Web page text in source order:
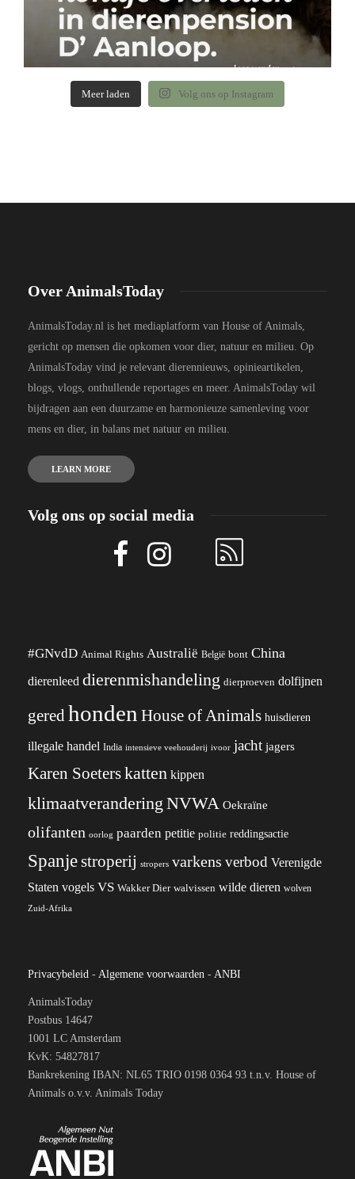
Meer laden Volg ons op Instagram
Over AnimalsToday
AnimalsToday.nl is het mediaplatform van House of Animals,
gericht op mensen die opkomen voor dier, natuur en milieu. Op
AnimalsToday vind je relevant dierennieuws, opinieartikelen,
blogs, vlogs, onthullende reportages en meer. AnimalsToday wil
bijdragen aan een duurzame en harmonieuze samenleving voor
mens en dier, in balans met natuur en milieu.
LEARN MORE
Volg ons op social media
#GNvdD Animal Rights Australië België bont China
dierenleed dierenmishandeling dierproeven dolfijnen
gered honden House of Animals huisdieren
illegale handel India intensieve veehouderij ivoor jacht jagers
Karen Soeterskatten kippen
klimaatverandering NVWA Oekraïne
olifanten oorlog paarden petitie politie reddingsactie
Spanjestroperij stropers varkens verbod Verenigde
Staten vogels VS Wakker Dier walvissen wilde dieren wolven
Zuid-Afrika
Privacybeleid - Algemene voorwaarden - ANBI
AnimalsToday
Postbus 14647
1001 LC Amsterdam
KvK: 54827817
Bankrekening IBAN: NL65 TRIO 0198 0364 93 t.n.v. House of
Animals o.v.v. Animals Today